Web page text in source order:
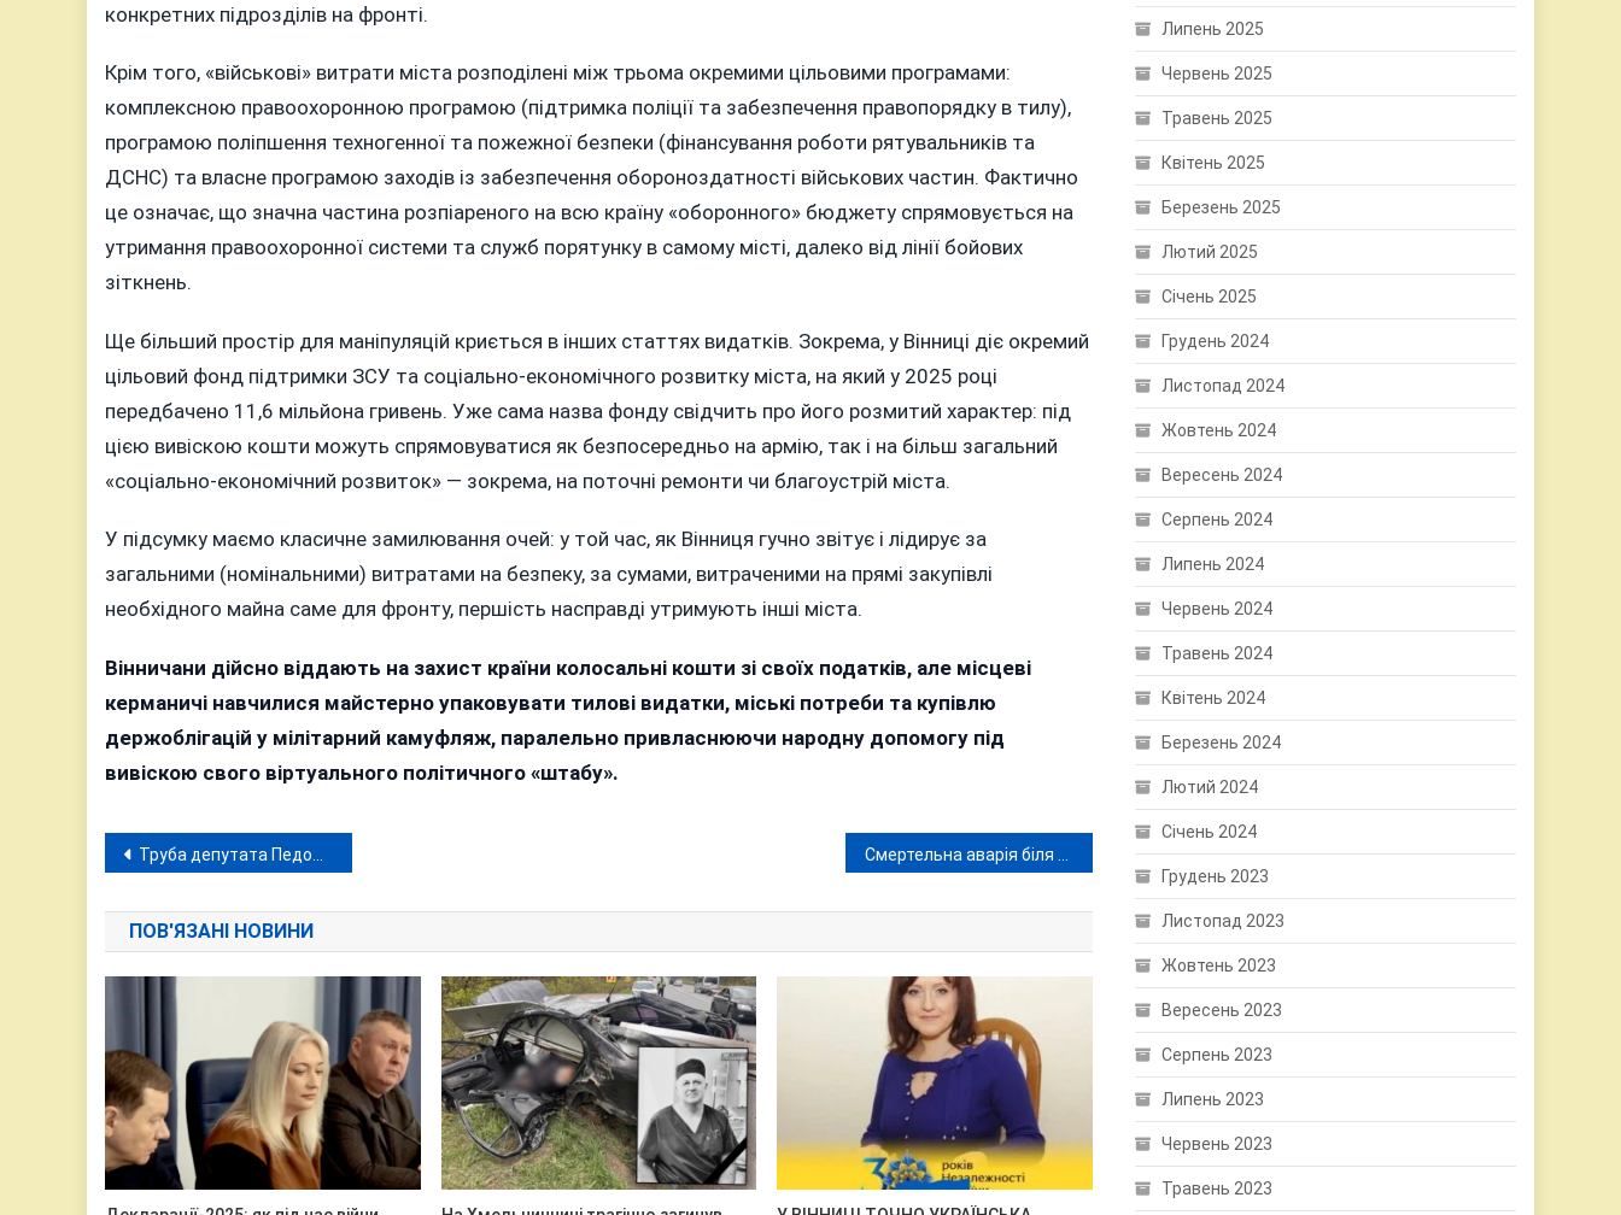
конкретних підрозділів на фронті.
Крім того, «військові» витрати міста розподілені між трьома окремими цільовими програмами:
комплексною правоохоронною програмою (підтримка поліції та забезпечення правопорядку в тилу),
програмою поліпшення техногенної та пожежної безпеки (фінансування роботи рятувальників та
ДСНС) та власне програмою заходів із забезпечення обороноздатності військових частин. Фактично
це означає, що значна частина розпіареного на всю країну «оборонного» бюджету спрямовується на
утримання правоохоронної системи та служб порятунку в самому місті, далеко від лінії бойових
зіткнень.
Ще більший простір для маніпуляцій криється в інших статтях видатків. Зокрема, у Вінниці діє окремий
цільовий фонд підтримки ЗСУ та соціально-економічного розвитку міста, на який у 2025 році
передбачено 11,6 мільйона гривень. Уже сама назва фонду свідчить про його розмитий характер: під
цією вивіскою кошти можуть спрямовуватися як безпосередньо на армію, так і на більш загальний
«соціально-економічний розвиток» — зокрема, на поточні ремонти чи благоустрій міста.
У підсумку маємо класичне замилювання очей: у той час, як Вінниця гучно звітує і лідирує за
загальними (номінальними) витратами на безпеку, за сумами, витраченими на прямі закупівлі
необхідного майна саме для фронту, першість насправді утримують інші міста.
Вінничани дійсно віддають на захист країни колосальні кошти зі своїх податків, але місцеві
керманичі навчилися майстерно упаковувати тилові видатки, міські потреби та купівлю
держоблігацій у мілітарний камуфляж, паралельно привласнюючи народну допомогу під
вивіскою свого віртуального політичного «штабу».
Навігація
записів
Труба депутата Педорченка: знищення річки у Вінниці, чотири кримінальні справи і… «Тиша»
ПОВ'ЯЗАНІ НОВИНИ
Липень 2025
Червень 2025
Травень 2025
Квітень 2025
Березень 2025
Лютий 2025
Січень 2025
Грудень 2024
Листопад 2024
Жовтень 2024
Вересень 2024
Серпень 2024
Липень 2024
Червень 2024
Травень 2024
Квітень 2024
Березень 2024
Лютий 2024
Січень 2024
Грудень 2023
Листопад 2023
Жовтень 2023
Вересень 2023
Серпень 2023
Липень 2023
Червень 2023
Травень 2023